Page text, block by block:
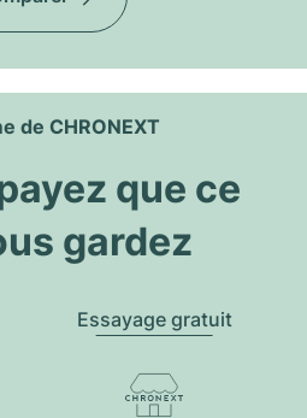
de CHRONEXT
que ce
gardez
Essayage gratuit